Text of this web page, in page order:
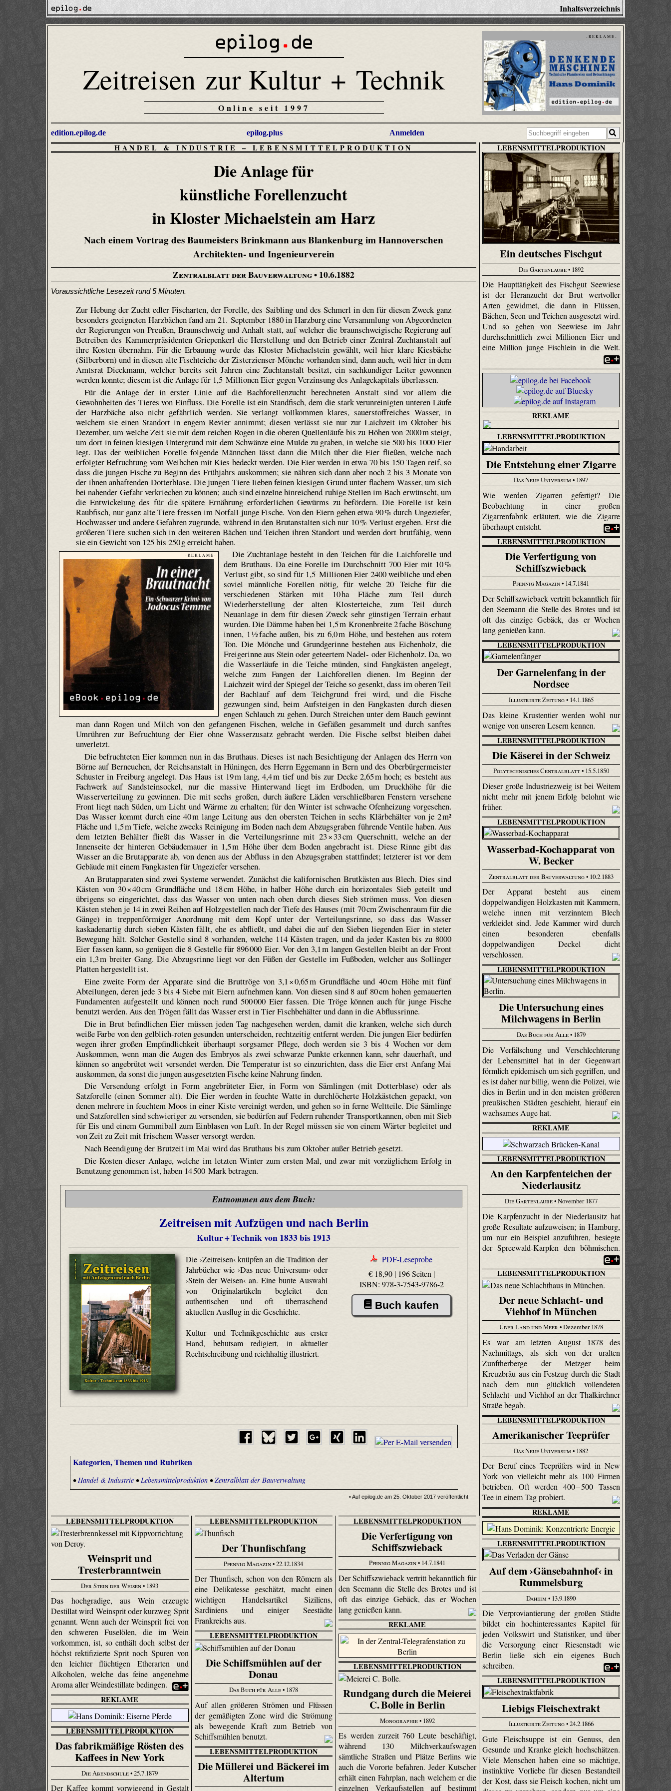
Inhaltsverzeichnis
Zeitreisen zur Kultur + Technik
Online seit 1997
- R E K L A M E -
edition.epilog.de epilog.plus Anmelden
HANDEL & INDUSTRIE–LEBENSMITTELPRODUKTION
Die Anlage für
künstliche Forellenzucht
in Kloster Michaelstein am Harz
Nach einem Vortrag des Baumeisters Brinkmann aus Blankenburg im Hannoverschen
Architekten- und Ingenieurverein
Zentralblatt der Bauverwaltung• 10.6.1882
Voraussichtliche Lesezeit rund 5 Minuten.
Zur Hebung der Zucht edler Fischarten, der Forelle, des Saibling und des Schmerl in den für diesen Zweck ganz
besonders geeigneten Harzbächen fand am 21. September 1880 in Harzburg eine Versammlung von Abgeordneten
der Regierungen von Preußen, Braunschweig und Anhalt statt, auf welcher die braunschweigische Regierung auf
Betreiben des Kammerpräsidenten Griepen­kerl die Herstellung und den Betrieb einer Zentral-Zuchtanstalt auf
ihre Kosten übernahm. Für die Erbauung wurde das Kloster Michael­stein gewählt, weil hier klare Kies­bäche
(Silberborn) und in diesen alte Fischteiche der Zisterzienser-Mönche vorhanden sind, dann auch, weil hier in dem
Amtsrat Dieckmann, welcher bereits seit Jahren eine Zuchtanstalt besitzt, ein sachkundiger Leiter gewonnen
werden konnte; diesem ist die Anlage für 1,5 Millionen Eier gegen Verzinsung des Anlagekapitals überlassen.
Für die Anlage der in erster Linie auf die Bachforellenzucht berechneten Anstalt sind vor allem die
Gewohnheiten des Tieres von Einfluss. Die Forelle ist ein Standfisch, dem die stark verunreinigten unteren Läufe
der Harz­bäche also nicht gefährlich werden. Sie verlangt vollkommen klares, sauerstoffreiches Wasser, in
welchem sie einen Standort in engem Revier annimmt; diesen verlässt sie nur zur Laichzeit im Oktober bis
Dezember, um welche Zeit sie mit dem reichen Rogen in die oberen Quellenläufe bis zu Höhen von 2000 m steigt,
um dort in feinen kiesigen Untergrund mit dem Schwänze eine Mulde zu graben, in welche sie 500 bis 1000 Eier
legt. Das der weiblichen Forelle folgende Männchen lässt dann die Milch über die Eier fließen, welche nach
erfolgter Befruchtung vom Weibchen mit Kies bedeckt werden. Die Eier werden in etwa 70 bis 150 Tagen reif, so
dass die jungen Fische zu Beginn des Frühjahrs auskommen; sie nähren sich dann aber noch 2 bis 3 Monate von
der ihnen anhaftenden Dotter­blase. Die jungen Tiere lieben feinen kiesigen Grund unter flachem Wasser, um sich
bei nahender Gefahr verkriechen zu können; auch sind einzelne hinreichend ruhige Stellen im Bach erwünscht, um
die Entwickelung des für die spätere Ernährung erforderlichen Gewürms zu befördern. Die Forelle ist kein
Raubfisch, nur ganz alte Tiere fressen im Notfall junge Fische. Von den Eiern gehen etwa 90 % durch Ungeziefer,
Hochwasser und andere Gefahren zugrunde, während in den Brutanstalten sich nur 10 % Verlust ergeben. Erst die
größeren Tiere suchen sich in den weiteren Bächen und Teichen ihren Standort und werden dort brut­fähig, wenn
sie ein Gewicht von 125 bis 250 g erreicht haben.
- R E K L A M E -
Die Zuchtanlage besteht in den Teichen für die Laich­forelle und
dem Bruthaus. Da eine Forelle im Durchschnitt 700 Eier mit 10 %
Verlust gibt, so sind für 1,5 Millionen Eier 2400 weibliche und eben
soviel männliche Forellen nötig, für welche 20 Teiche für die
verschiedenen Stärken mit 10 ha Fläche zum Teil durch
Wiederherstellung der alten Klosterteiche, zum Teil durch
Neuanlage in dem für diesen Zweck sehr günstigen Terrain erbaut
wurden. Die Dämme haben bei 1,5 m Kronen­breite 2 fache Böschung
innen, 1 ½ fache außen, bis zu 6,0 m Höhe, und bestehen aus rotem
Ton. Die Mönche und Grund­gerinne bestehen aus Eichenholz, die
Frei­gerinne aus Stein oder geteertem Nadel- oder Eichenholz. Da, wo
die Wasserläufe in die Teiche münden, sind Fangkästen angelegt,
welche zum Fangen der Laich­forellen dienen. Im Beginn der
Laichzeit wird der Spiegel der Teiche so gesenkt, dass im oberen Teil
der Bachlauf auf dem Teich­grund frei wird, und die Fische
gezwungen sind, beim Aufsteigen in den Fangkasten durch diesen
engen Schlauch zu gehen. Durch Streichen unter dem Bauch gewinnt
man dann Rogen und Milch von den gefangenen Fischen, welche in Gefäßen gesammelt und durch sanftes
Umrühren zur Befruchtung der Eier ohne Wasserzusatz gebracht werden. Die Fische selbst bleiben dabei
unverletzt.
Die befruchteten Eier kommen nun in das Bruthaus. Dieses ist nach Besichtigung der Anlagen des Herrn von
Börne auf Berneu­chen, der Reichsanstalt in Hüningen, des Herrn Eggemann in Bern und des Oberbürgermeister
Schuster in Freiburg angelegt. Das Haus ist 19 m lang, 4,4 m tief und bis zur Decke 2,65 m hoch; es besteht aus
Fachwerk auf Sandsteinsockel, nur die massive Hinterwand liegt im Erdboden, um Druckhöhe für die
Wasserverteilung zu gewinnen. Die mit sechs großen, durch äußere Läden verschließbaren Fenstern versehene
Front liegt nach Süden, um Licht und Wärme zu erhalten; für den Winter ist schwache Ofenheizung vorgesehen.
Das Wasser kommt durch eine 40 m lange Leitung aus den obersten Teichen in sechs Klärbehälter von je 2 m²
Fläche und 1,5 m Tiefe, welche zwecks Reinigung im Boden nach dem Abzugsgraben führende Ventile haben. Aus
dem letzten Behälter fließt das Wasser in die Verteilungsrinne mit 23 × 33 cm Querschnitt, welche an der
Innenseite der hinteren Gebäudemauer in 1,5 m Höhe über dem Boden angebracht ist. Diese Rinne gibt das
Wasser an die Brutapparate ab, von denen aus der Abfluss in den Abzugsgraben stattfindet; letzterer ist vor dem
Gebäude mit einem Fangkasten für Ungeziefer versehen.
An Brutapparaten sind zwei Systeme verwendet. Zunächst die kalifornischen Brutkästen aus Blech. Dies sind
Kästen von 30 × 40 cm Grundfläche und 18 cm Höhe, in halber Höhe durch ein horizontales Sieb geteilt und
übrigens so eingerichtet, dass das Wasser von unten nach oben durch dieses Sieb strömen muss. Von diesen
Kästen stehen je 14 in zwei Reihen auf Holzgestellen nach der Tiefe des Hauses (mit 70 cm Zwischenraum für die
Gänge) in treppenförmiger Anordnung mit dem Kopf unter der Verteilungsrinne, so dass das Wasser
kaskadenartig durch sieben Kästen fällt, ehe es abfließt, und dabei die auf den Sieben liegenden Eier in steter
Bewegung hält. Solcher Gestelle sind 8 vorhanden, welche 114 Kästen tragen, und da jeder Kasten bis zu 8000
Eier fassen kann, so genügen die 8 Gestelle für 896 000 Eier. Vor den 3,1 m langen Gestellen bleibt an der Front
ein 1,3 m breiter Gang. Die Abzugsrinne liegt vor den Füßen der Gestelle im Fußboden, welcher aus Sollinger
Platten hergestellt ist.
Eine zweite Form der Apparate sind die Bruttröge von 3,1 × 0,65 m Grundfläche und 40 cm Höhe mit fünf
Abteilungen, deren jede 3 bis 4 Siebe mit Eiern aufnehmen kann. Von diesen sind 8 auf 80 cm hohen gemauerten
Fundamenten aufgestellt und können noch rund 500 000 Eier fassen. Die Tröge können auch für junge Fische
benutzt werden. Aus den Trögen fällt das Wasser erst in Tier Fischbehälter und dann in die Abflussrinne.
Die in Brut befindlichen Eier müssen jeden Tag nachgesehen werden, damit die kranken, welche sich durch
weiße Farbe von den gelblich-roten gesunden unterscheiden, rechtzeitig entfernt werden. Die jungen Eier bedürfen
wegen ihrer großen Empfindlichkeit überhaupt sorgsamer Pflege, doch werden sie 3 bis 4 Wochen vor dem
Auskommen, wenn man die Augen des Embryos als zwei schwarze Punkte erkennen kann, sehr dauerhaft, und
können so angebrütet weit versendet werden. Die Temperatur ist so einzurichten, dass die Eier erst Anfang Mai
auskommen, da sonst die jungen ausgesetzten Fische keine Nahrung finden.
Die Versendung erfolgt in Form angebrüteter Eier, in Form von Sämlingen (mit Dotter­blase) oder als
Satzforelle (einen Sommer alt). Die Eier werden in feuchte Watte in durchlöcherte Holzkästchen gepackt, von
denen mehrere in feuchtem Moos in einer Kiste vereinigt werden, und gehen so in ferne Weltteile. Die Sämlinge
und Satzforellen sind schwieriger zu versenden, sie bedürfen auf Federn ruhender Transportkannen, oben mit Sieb
für Eis und einem Gummiball zum Einblasen von Luft. In der Regel müssen sie von einem Wärter begleitet und
von Zeit zu Zeit mit frischem Wasser versorgt werden.
Nach Beendigung der Brutzeit im Mai wird das Bruthaus bis zum Oktober außer Betrieb gesetzt.
Die Kosten dieser Anlage, welche im letzten Winter zum ersten Mal, und zwar mit vorzüglichem Erfolg in
Benutzung genommen ist, haben 14 500 Mark betragen.
Entnommen aus dem Buch:
Zeitreisen mit Aufzügen und nach Berlin
Kultur + Technik von 1833 bis 1913
Die ›Zeitreisen‹ knüpfen an die Tradition der
Jahrbücher wie ›Das neue Universum‹ oder
›Stein der Weisen‹ an. Eine bunte Auswahl
von Originalartikeln begleitet den
authentischen und oft überraschend
aktuellen Ausflug in die Geschichte.
Kultur- und Technikgeschichte aus erster
Hand, behutsam redigiert, in aktueller
Rechtschreibung und reichhaltig illustriert.
PDF-Leseprobe
€ 18,90 | 196 Seiten |
ISBN: 978-3-7543-9786-2
Buch kaufen
Kategorien, Themen und Rubriken
• Handel & Industrie • Lebensmittelproduktion •Zentralblatt der Bauverwaltung
• Auf epilog.de am 25. Oktober 2017 veröffentlicht
LEBENSMITTELPRODUKTION
Ein deutsches Fischgut
Die Gartenlaube• 1892
Die Haupttätigkeit des Fischgut Seewiese
ist der Heran­zucht der Brut wertvoller
Arten gewidmet, die dann in Flüssen,
Bächen, Seen und Teichen ausgesetzt wird.
Und so gehen von Seewiese im Jahr
durchschnittlich zwei Millionen Eier und
eine Million junge Fischlein in die Welt.
REKLAME
LEBENSMITTELPRODUKTION
Die Entstehung einer Zigarre
Das Neue Universum • 1897
Wie werden Zigarren gefertigt? Die
Beobachtung in einer großen
Zigarrenfabrik erläutert, wie die Zigarre
überhaupt entsteht.
LEBENSMITTELPRODUKTION
Die Verfertigung von
Schiffszwieback
Pfennig Magazin• 14.7.1841
Der Schiffszwieback vertritt bekanntlich für
den Seemann die Stelle des Brotes und ist
oft das einzige Gebäck, das er Wochen
lang genießen kann.
LEBENSMITTELPRODUKTION
Der Garnelenfang in der
Nordsee
Illustrirte Zeitung• 14.1.1865
Das kleine Krustentier werden wohl nur
wenige von unseren Lesern kennen.
LEBENSMITTELPRODUKTION
Die Käserei in der Schweiz
Polytechnisches Centralblatt• 15.5.1850
Dieser große Industriezweig ist bei Weitem
nicht mehr mit jenem Erfolg belohnt wie
früher.
LEBENSMITTELPRODUKTION
Wasserbad-Kochapparat von
W. Becker
Zentralblatt der Bauverwaltung• 10.2.1883
Der Apparat besteht aus einem
doppelwandigen Holzkasten mit Kammern,
welche innen mit verzinntem Blech
verkleidet sind. Jede Kammer wird durch
einen besonderen ebenfalls
doppelwandigen Deckel dicht
verschlossen.
LEBENSMITTELPRODUKTION
Die Untersuchung eines
Milchwagens in Berlin
Das Buch für Alle• 1879
Die Verfälschung und Verschlechterung
der Lebensmittel hat in der Gegenwart
förmlich epidemisch um sich gegriffen, und
es ist daher nur billig, wenn die Polizei, wie
dies in Berlin und in den meisten größeren
preußischen Städten geschieht, hierauf ein
wachsames Auge hat.
REKLAME
LEBENSMITTELPRODUKTION
An den Karpfenteichen der
Niederlausitz
Die Gartenlaube• November 1877
Die Karpfenzucht in der Niederlausitz hat
große Resultate aufzuweisen; in Hamburg,
um nur ein Beispiel anzuführen, besiegte
der Spreewald-Karpfen den böhmischen.
LEBENSMITTELPRODUKTION
Der neue Schlacht- und
Viehhof in München
Über Land und Meer• Dezember 1878
Es war am letzten August 1878 des
Nachmittags, als sich von der uralten
Zunftherberge der Metzger beim
Kreuzbräu aus ein Festzug durch die Stadt
nach dem nun glücklich vollendeten
Schlacht- und Viehhof an der Thalkirchner
Straße begab.
LEBENSMITTELPRODUKTION
Amerikanischer Teeprüfer
Das Neue Universum • 1882
Der Beruf eines Teeprüfers wird in New
York von vielleicht mehr als 100 Firmen
betrieben. Oft werden 400 – 500 Tassen
Tee in einem Tag probiert.
REKLAME
LEBENSMITTELPRODUKTION
Auf dem ›Gänsebahnhof‹ in
Rummelsburg
Daheim• 13.9.1890
Die Verproviantierung der großen Städte
bildet ein hochinteressantes Kapitel für
jeden Volkswirt und Statistiker, und über
die Versorgung einer Riesenstadt wie
Berlin ließe sich ein eigenes Buch
schreiben.
LEBENSMITTELPRODUKTION
Weinsprit und
Tresterbranntwein
Der Stein der Weisen• 1893
Das hochgradige, aus Wein erzeugte
Destillat wird Weinsprit oder kurzweg Sprit
genannt. Wenn auch der Weinsprit frei von
den schweren Fuselölen, die im Wein
vorkommen, ist, so enthält doch selbst der
höchst rektifi­zierte Sprit noch Spuren von
den leichter flüchtigen Ether­arten und
Alkoholen, welche das feine angenehme
Aroma aller Weindestillate bedingen.
LEBENSMITTELPRODUKTION
Der Thunfischfang
Pfennig Magazin• 22.12.1834
Der Thunfisch, schon von den Römern als
eine Delikatesse geschätzt, macht einen
wichtigen Handelsartikel Siziliens,
Sardiniens und einiger Seestädte
Frankreichs aus.
LEBENSMITTELPRODUKTION
Die Verfertigung von
Schiffszwieback
Pfennig Magazin• 14.7.1841
Der Schiffszwieback vertritt bekanntlich für
den Seemann die Stelle des Brotes und ist
oft das einzige Gebäck, das er Wochen
lang genießen kann.
REKLAME
LEBENSMITTELPRODUKTION
Rundgang durch die Meierei
C. Bolle in Berlin
Monographie• 1892
Es werden zurzeit 760 Leute beschäftigt,
während 130 Milchverkaufswagen
sämtliche Straßen und Plätze Berlins wie
auch die Vororte befahren. Jeder Kutscher
erhält einen Fahrplan, nach welchem er die
einzelnen Verkaufsstellen auf bestimmt
LEBENSMITTELPRODUKTION
Die Schiffsmühlen auf der
Donau
Das Buch für Alle• 1878
Auf allen größeren Strömen und Flüssen
der gemäßigten Zone wird die Strömung
als bewegende Kraft zum Betrieb von
Schiffsmühlen benutzt.
LEBENSMITTELPRODUKTION
Liebigs Fleischextrakt
Illustrirte Zeitung• 24.2.1866
Gute Fleischsuppe ist ein Genuss, den
Gesunde und Kranke gleich hochschätzen.
Viele Menschen haben eine so mächtige,
instinktive Vorliebe für diesen Bestandteil
der Kost, dass sie Fleisch kochen, nicht um
REKLAME
LEBENSMITTELPRODUKTION
Das fabrikmäßige Rösten des
Kaffees in New York
Die Abendschule• 25.7.1879
Der Kaffee kommt vorwiegend in Gestalt
LEBENSMITTELPRODUKTION
Die Müllerei und Bäckerei im
Altertum